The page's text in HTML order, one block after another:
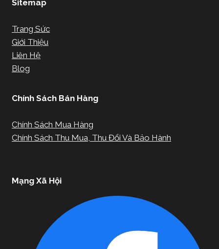
Sitemap
Trang Sức
Giới Thiệu
Liên Hệ
Blog
Chính Sách Bán Hàng
Chính Sách Mua Hàng
Chính Sách Thu Mua, Thu Đổi Và Bảo Hành
Mạng Xã Hội